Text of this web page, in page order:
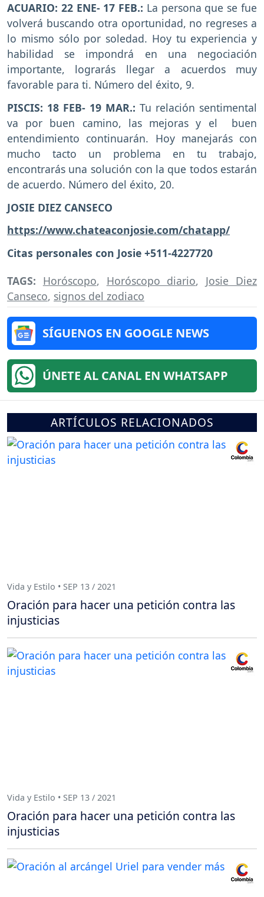
ACUARIO: 22 ENE- 17 FEB.: La persona que se fue
volverá buscando otra oportunidad, no regreses a
lo mismo sólo por soledad. Hoy tu experiencia y
habilidad se impondrá en una negociación
importante, lograrás llegar a acuerdos muy
favorable para ti. Número del éxito, 9.
PISCIS: 18 FEB- 19 MAR.: Tu relación sentimental
va por buen camino, las mejoras y el buen
entendimiento continuarán. Hoy manejarás con
mucho tacto un problema en tu trabajo,
encontrarás una solución con la que todos estarán
de acuerdo. Número del éxito, 20.
JOSIE DIEZ CANSECO
https://www.chateaconjosie.com/chatapp/
Citas personales con Josie +511-4227720
TAGS: Horóscopo, Horóscopo diario, Josie Diez
Canseco, signos del zodiaco
SÍGUENOS EN GOOGLE NEWS
ÚNETE AL CANAL EN WHATSAPP
ARTÍCULOS RELACIONADOS
Vida y Estilo • SEP 13 / 2021
Oración para hacer una petición contra las
injusticias
Vida y Estilo • SEP 13 / 2021
Oración para hacer una petición contra las
injusticias